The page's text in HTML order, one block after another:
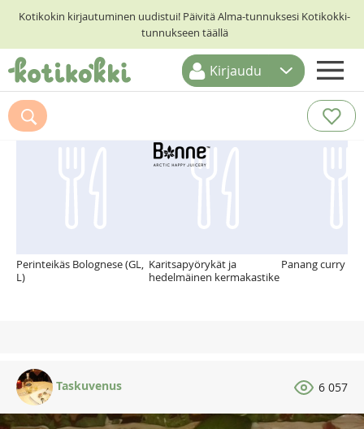
Kotikokin kirjautuminen uudistui! Päivitä Alma-tunnuksesi Kotikokki-
tunnukseen täällä
ETUSIVU
RESEPTIHAKU
Kirjaudu
Suosittelemme myös
Perinteikäs Bolognese (GL,
L)
Karitsapyörykät ja
hedelmäinen kermakastike
Panang curry
Taskuvenus 6 057